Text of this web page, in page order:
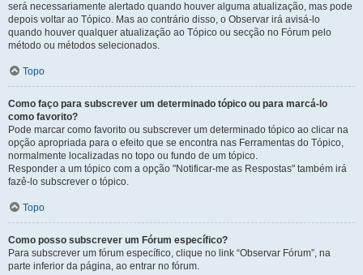
será necessariamente alertado quando houver alguma atualização, mas pode
depois voltar ao Tópico. Mas ao contrário disso, o Observar irá avisá-lo
quando houver qualquer atualização ao Tópico ou secção no Fórum pelo
método ou métodos selecionados.
Topo
Como faço para subscrever um determinado tópico ou para marcá-lo
como favorito?
Pode marcar como favorito ou subscrever um determinado tópico ao clicar na
opção apropriada para o efeito que se encontra nas Ferramentas do Tópico,
normalmente localizadas no topo ou fundo de um tópico.
Responder a um tópico com a opção "Notificar-me as Respostas" também irá
fazê-lo subscrever o tópico.
Topo
Como posso subscrever um Fórum específico?
Para subscrever um fórum específico, clique no link “Observar Fórum”, na
parte inferior da página, ao entrar no fórum.